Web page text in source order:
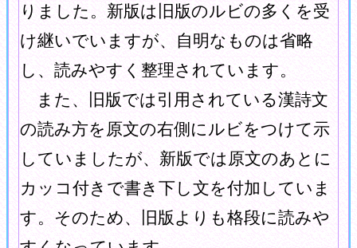
りました。新版は旧版のルビの多くを受
け継いでいますが、自明なものは省略
し、読みやすく整理されています。
また、旧版では引用されている漢詩文
の読み方を原文の右側にルビをつけて示
していましたが、新版では原文のあとに
カッコ付きで書き下し文を付加していま
す。そのため、旧版よりも格段に読みや